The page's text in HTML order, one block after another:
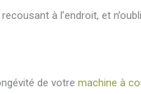
à l’endroit, et
de votre machine à